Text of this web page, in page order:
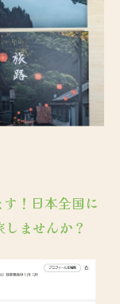
！日本全国に
ませんか？